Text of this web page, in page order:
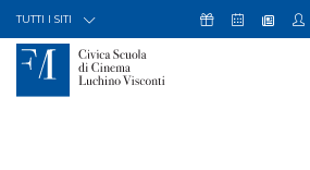
Skip to Content
TUTTI I SITI Icona Sostienici
Icona